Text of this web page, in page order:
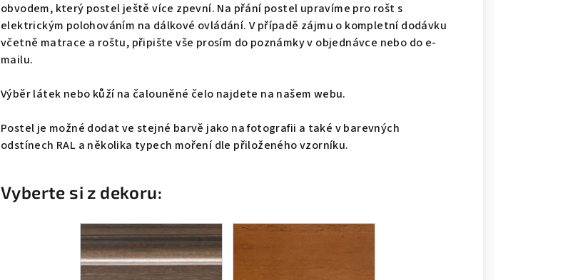
obvodem, který postel ještě více zpevní. Na přání postel upravíme pro rošt s
elektrickým polohováním na dálkové ovládání. V případě zájmu o kompletní dodávku
včetně matrace a roštu, připište vše prosím do poznámky v objednávce nebo do e-
mailu.
Výběr látek nebo kůží na čalouněné čelo najdete na našem webu.
Postel je možné dodat ve stejné barvě jako na fotografii a také v barevných
odstínech RAL a několika typech moření dle přiloženého vzorníku.
Vyberte si z dekoru: